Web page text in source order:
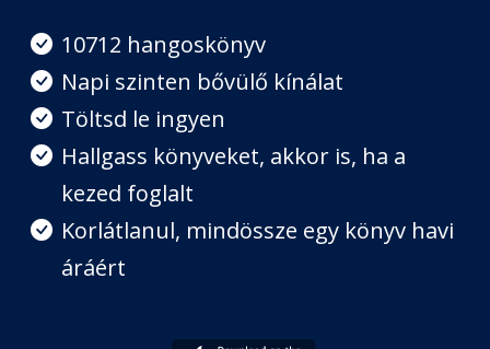
5. Tervváltozás
Fejezet hossza: 00:17:25
6. Folyamatos változás
Fejezet hossza: 00:18:30
10712 hangoskönyv
Napi szinten bővülő kínálat
Töltsd le ingyen
Hallgass könyveket, akkor is, ha a
kezed foglalt
Korlátlanul, mindössze egy könyv havi
áráért